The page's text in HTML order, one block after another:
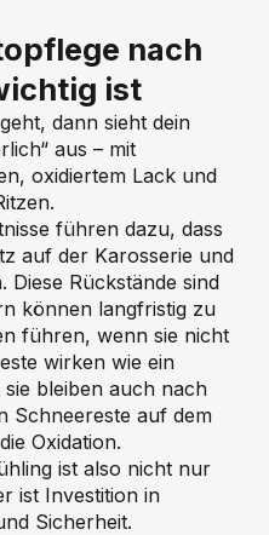
nach
ist
dann sieht dein
aus – mit
oxidiertem Lack und
führen dazu, dass
auf der Karosserie und
Rückstände sind
können langfristig zu
führen, wenn sie nicht
wirken wie ein
sie bleiben auch nach
Schneereste auf dem
Oxidation.
ist also nicht nur
ist Investition in
Sicherheit.